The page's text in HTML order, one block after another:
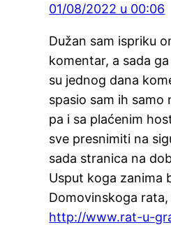
01/08/2022 u 00:06
Dužan sam ispriku
komentar, a sada
su jednog dana
spasio sam ih samo
pa i sa plaćenim
sve presnimiti na
sada stranica na
Usput koga zanima
Domovinskoga rata,
http://www.rat-u-